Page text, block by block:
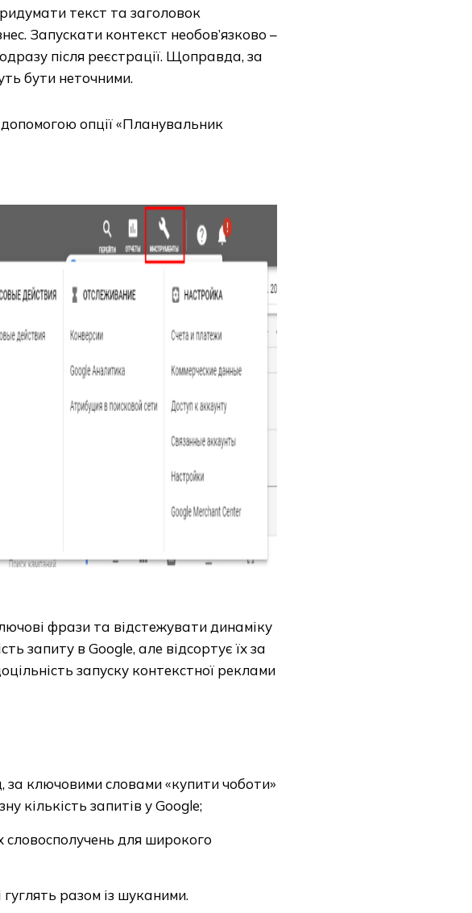
текст та заголовок
Запускати контекст необов’язково –
після реєстрації. Щоправда, за
бути неточними.
опції «Планувальник
фрази та відстежувати динаміку
запиту в Google, але відсортує їх за
запуску контекстної реклами
ключовими словами «купити чоботи»
кількість запитів у Google;
словосполучень для широкого
разом із шуканими.